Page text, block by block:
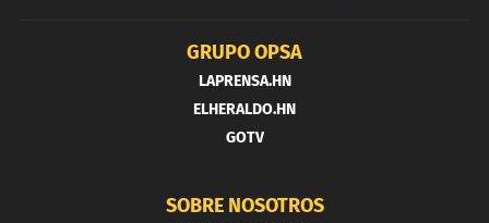
GRUPO OPSA
LAPRENSA.HN
ELHERALDO.HN
GOTV
SOBRE NOSOTROS